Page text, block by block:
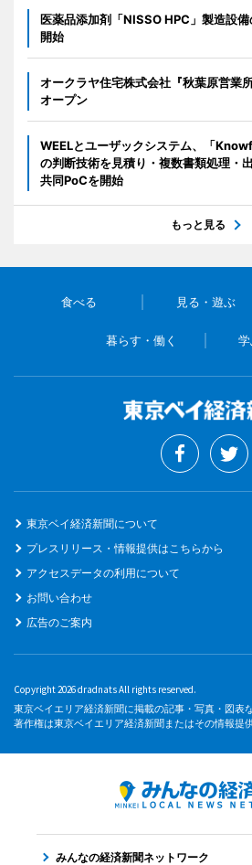
医薬品添加剤「NISSO HPC」製造設
開始
オークラヤ住宅株式会社『秋葉原営業
オープン
WEELとユーザックシステム、「
の判断技術を見積り・複数書類処理・
共同PoCを開始
もっと見る
食べる 見る・遊ぶ
暮らす・働く
東京ベイ経済新聞について
プレスリリース・情報提供はこちらから
アクセスデータの利用について
お問い合わせ
広告のご案内
Copyright 2026 dradnats All rights reserved.
東京ベイエリア経済新聞に掲載の記事・写真・図表
著作権は東京ベイエリア経済新聞またはその情報提
みんなの経済新聞ネットワーク